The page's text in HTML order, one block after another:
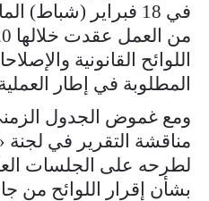
اللوائح القانونية
المطلوبة في إطار
ومع غموض الجدول
مناقشة التقرير في لجنة
لطرحه على الجلسات
بشأن إقرار اللوائح من